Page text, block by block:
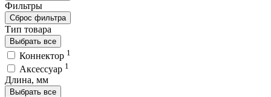
Фильтры
Сброс фильтра
Тип товара
Выбрать все
Коннектор 1
Аксессуар 1
Длина, мм
Выбрать все